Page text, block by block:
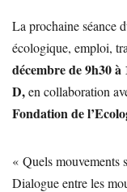
La prochaine séance
écologique, emploi,
décembre de 9h30
D,en collaboration
Fondation de
« Quels mouvements
Dialogue entre les